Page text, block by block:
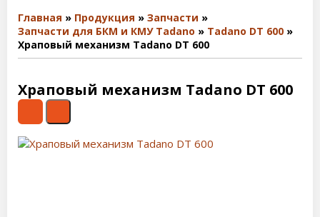
Главная Продукция
Запчасти
Запчасти для БКМ и КМУ Tadano
Tadano DT 600
Храповый механизм Tadano DT 600
Храповый механизм Tadano DT 600